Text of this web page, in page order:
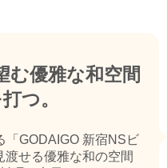
む優雅な和空間
つ。
「GODAIGO 新宿NSビ
渡せる優雅な和の空間